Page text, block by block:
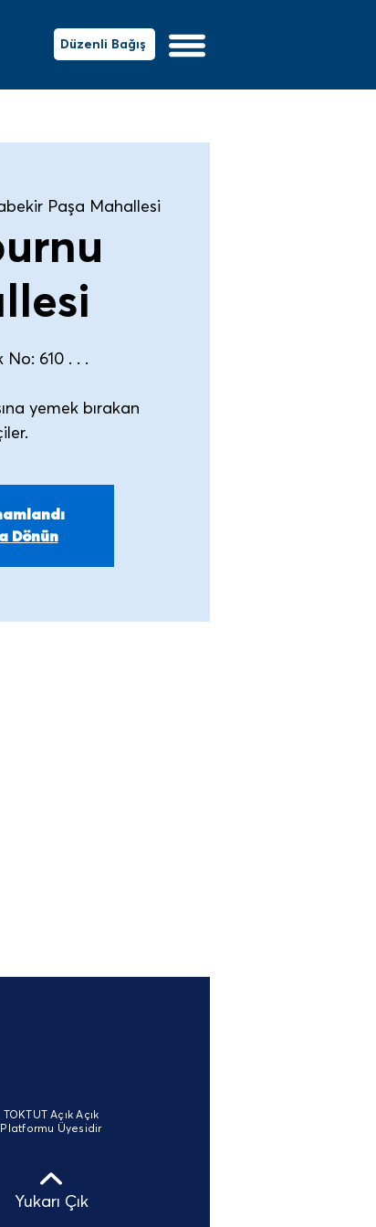
Düzenli Bağış
Paşa Mahallesi
No: 610 . . .
yemek bırakan
Dönün
TOKTUT Açık Açık
Platformu Üyesidir
Yukarı Çık